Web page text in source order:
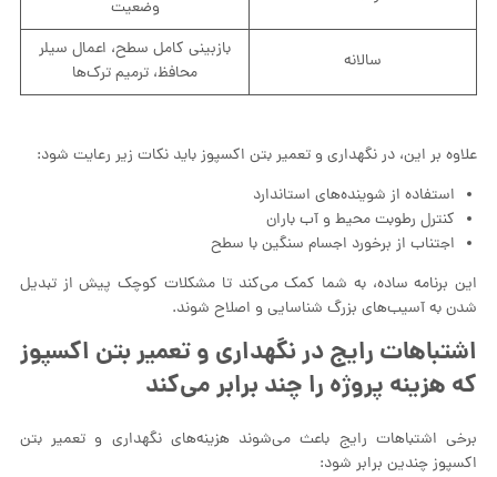
وضعیت
سالانه
بازبینی کامل سطح، اعمال سیلر
محافظ، ترمیم ترک‌ها
علاوه بر این، در نگهداری و تعمیر بتن اکسپوز باید نکات زیر رعایت شود:
استفاده از شوینده‌های استاندارد
کنترل رطوبت محیط و آب باران
اجتناب از برخورد اجسام سنگین با سطح
این برنامه ساده، به شما کمک می‌کند تا مشکلات کوچک پیش از تبدیل
شدن به آسیب‌های بزرگ شناسایی و اصلاح شوند.
اشتباهات رایج در نگهداری و تعمیر بتن اکسپوز
که هزینه پروژه را چند برابر می‌کند
برخی اشتباهات رایج باعث می‌شوند هزینه‌های نگهداری و تعمیر بتن
اکسپوز چندین برابر شود: